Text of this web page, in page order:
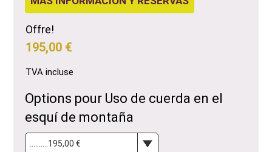
Offre!
195,00 €
TVA incluse
Options pour Uso de cuerda en el
esquí de montaña